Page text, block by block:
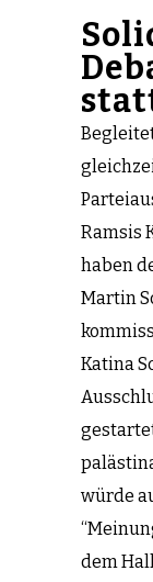
Ramsis
haben
Martin
Katina
würde
dem